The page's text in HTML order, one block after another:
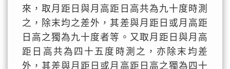
來，取月距日與月高距日高共為九十度時測
之，除末均之差外，其差與月距日或月高距
日高之獨為九十度者等。又取月距日與月高
距日高共為四十五度時測之，亦除末均差
外，其差與月距日或月高距日高之獨為四十